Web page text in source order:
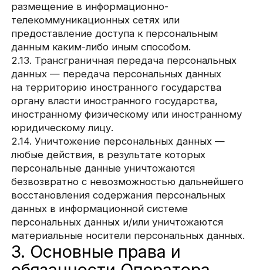
достоверные информацию и/или документы,
содержащие персональные данные;
— в случае отзыва субъектом персональных
данных согласия на обработку персональных
данных, а также, направления обращения
с требованием о прекращении обработки
персональных данных, Оператор вправе
продолжить обработку персональных данных
без согласия субъекта персональных данных
при наличии оснований, указанных в Законе
о персональных данных;
— самостоятельно определять состав
и перечень мер, необходимых и достаточных
для обеспечения выполнения обязанностей,
данных и принятыми в соответствии с ним
нормативными правовыми актами, если иное
не предусмотрено Законом о персональных
данных или другими федеральными законами.
3.2. Оператор обязан:
данных по его просьбе информацию,
касающуюся обработки его персональных
данных;